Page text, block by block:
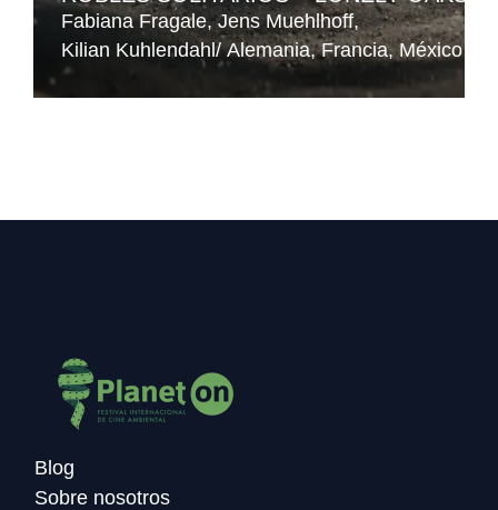
Fabiana Fragale Jens Muehlhoff
Kilian Kuhlendahl Alemania Francia México
Blog
Sobre nosotros